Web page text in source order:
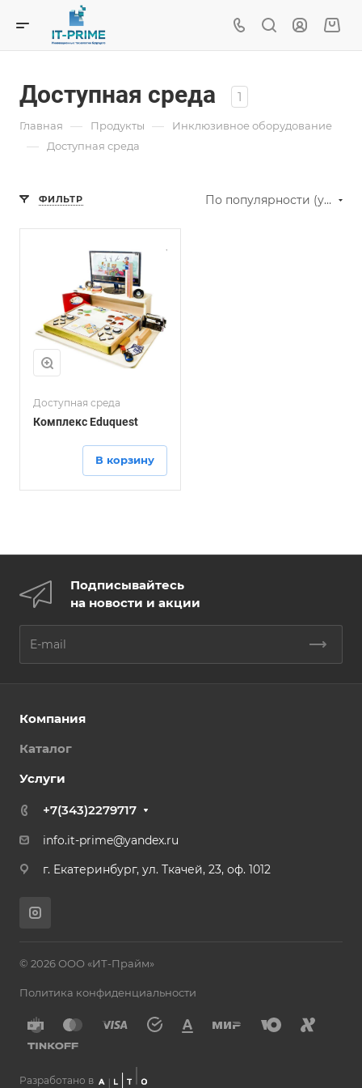
Доступная среда 1
Главная — Продукты — Инклюзивное оборудование
— Доступная среда
ФИЛЬТР По популярности (убывание)
Доступная среда
Комплекс Eduquest
В корзину
Подписывайтесь
на новости и акции
Компания
Каталог
Услуги
+7(343)2279717
info.it-prime@yandex.ru
г. Екатеринбург, ул. Ткачей, 23, оф. 1012
© 2026 ООО «ИТ-Прайм»
Политика конфиденциальности
Разработано в